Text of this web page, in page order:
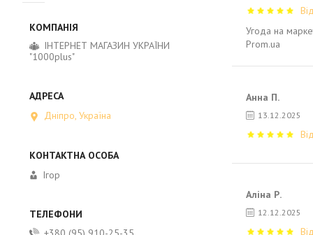
Угода на
Prom.ua
Анна П.
13.12.2025
Аліна Р.
12.12.2025
ІНТЕРНЕТ МАГАЗИН УКРАЇНИ
"1000plus"
Дніпро, Україна
Ігор